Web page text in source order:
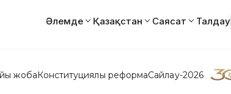
Әлемде Қазақстан Саясат Талдау
жобаКонституциялық реформаСайлау-2026